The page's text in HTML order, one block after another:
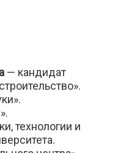
— кандидат
технологии и